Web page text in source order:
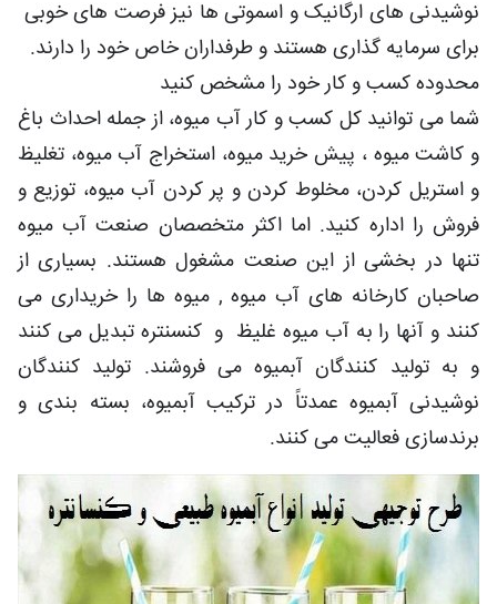
نوشیدنی های ارگانیک و اسموتی ها نیز فرصت های خوبی
برای سرمایه گذاری هستند و طرفداران خاص خود را دارند.
محدوده کسب و کار خود را مشخص کنید
شما می توانید کل کسب و کار آب میوه، از جمله احداث باغ
و کاشت میوه ، پیش خرید میوه، استخراج آب میوه، تغلیظ
و استریل کردن، مخلوط کردن و پر کردن آب میوه، توزیع و
فروش را اداره کنید. اما اکثر متخصصان صنعت آب میوه
تنها در بخشی از این صنعت مشغول هستند. بسیاری از
صاحبان کارخانه های آب میوه , میوه ها را خریداری می
کنند و آنها را به آب میوه غلیظ و کنسنتره تبدیل می کنند
و به تولید کنندگان آبمیوه می فروشند. تولید کنندگان
نوشیدنی آبمیوه عمدتاً در ترکیب آبمیوه، بسته بندی و
برندسازی فعالیت می کنند.